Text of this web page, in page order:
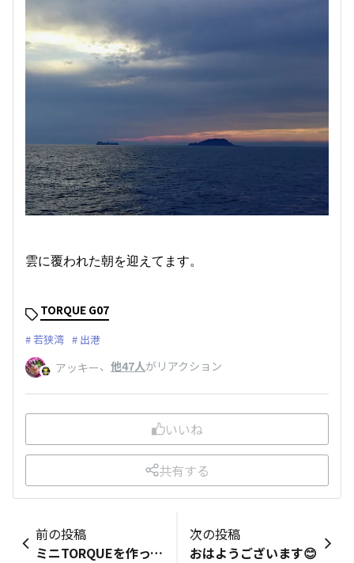
雲に覆われた朝を迎えてます。
TORQUE G07
若狭湾 出港
アッキー、 他47人がリアクション
いいね
共有する
前の投稿
ミニTORQUEを作ってみた
次の投稿
おはようございます😊